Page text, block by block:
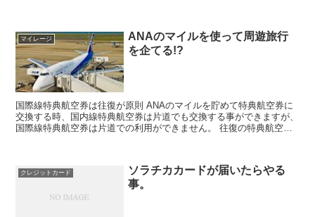
マイレージ
ANAのマイルを使って周遊旅行
を企てる!?
国際線特典航空券は往復が原則 ANAのマイルを貯めて特典航空券に
交換する時、国内線特典航空券は片道でも交換する事ができますが、
国際線特典航空券は片道での利用ができません。 往復の特典航空券
クレジットカード
ソラチカカードが届いたらやる
事。